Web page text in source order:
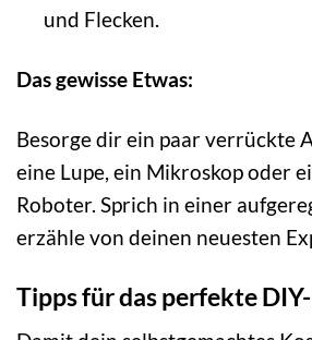
und Flecken.
Das gewisse Etwas:
Besorge dir ein paar verrückte
eine Lupe, ein Mikroskop oder
Roboter. Sprich in einer
erzähle von deinen neuesten
Tipps für das perfekte